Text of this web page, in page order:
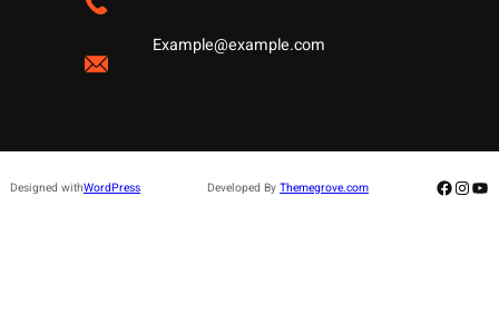
Example@example.com
Designed withWordPress Developed By Themegrove.com